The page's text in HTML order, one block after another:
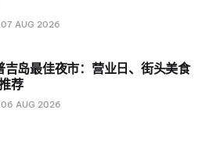
07 AUG 2026
岛最佳夜市：营业日、街头美食
荐
06 AUG 2026